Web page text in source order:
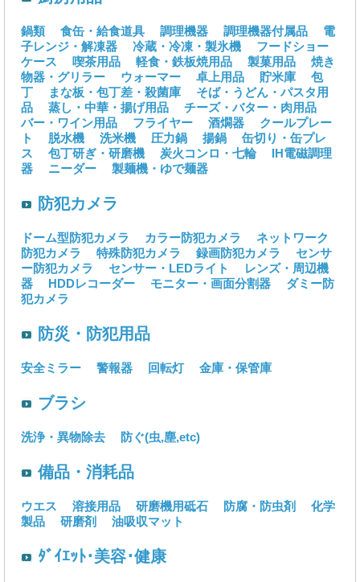
鍋類 食缶・給食道具 調理機器 調理機器付属品
電
子レンジ・解凍器
冷蔵・冷凍・製氷機
フードショー
ケース
喫茶用品 軽食・鉄板焼用品 製菓用品
焼き
物器・グリラー
ウォーマー 卓上用品 貯米庫
包
丁
まな板・包丁差・殺菌庫
そば・うどん・パスタ用
品
蒸し・中華・揚げ用品
チーズ・バター・肉用品
バー・ワイン用品
フライヤー 酒燗器
クールプレー
ト
脱水機 洗米機 圧力鍋 揚鍋
缶切り・缶プレ
ス
包丁研ぎ・研磨機 炭火コンロ・七輪
IH電磁調理
器
ニーダー 製麺機・ゆで麺器
防犯カメラ
ドーム型防犯カメラ カラー防犯カメラ
ネットワーク
防犯カメラ
特殊防犯カメラ 録画防犯カメラ
センサ
ー防犯カメラ
センサー・LEDライト
レンズ・周辺機
器
HDDレコーダー モニター・画面分割器
ダミー防
犯カメラ
防災・防犯用品
安全ミラー 警報器 回転灯 金庫・保管庫
ブラシ
洗浄・異物除去 防ぐ(虫,塵,etc)
備品・消耗品
ウエス 溶接用品 研磨機用砥石 防腐・防虫剤
化学
製品
研磨剤 油吸収マット
ﾀﾞｲｴｯﾄ･美容･健康